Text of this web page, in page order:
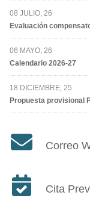
08 JULIO, 26
Evaluación
06 MAYO, 26
Calendario 2026-27
18 DICIEMBRE, 25
Propuesta provisional
Correo
Cita